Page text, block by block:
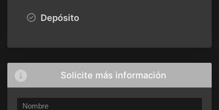
Depósito
Solicite más información